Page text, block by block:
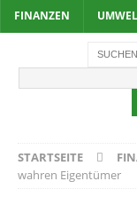
FINANZEN
STARTSEITE
wahren Eigentümer